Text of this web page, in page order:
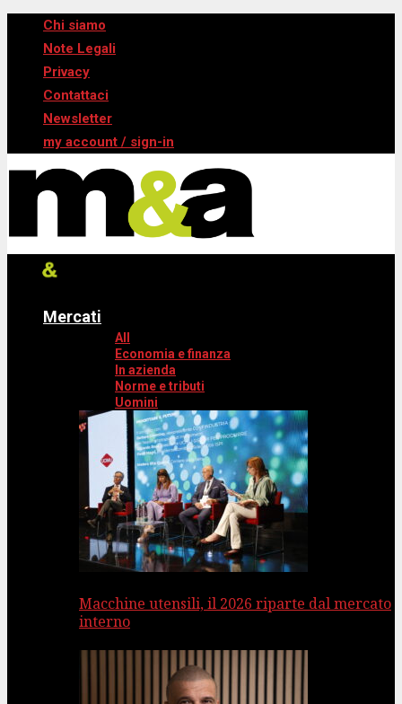
Chi siamo
Note Legali
Privacy
Contattaci
Newsletter
my account / sign-in
Mercati
All
Economia e finanza
In azienda
Norme e tributi
Uomini
Macchine utensili, il 2026 riparte dal mercato
interno